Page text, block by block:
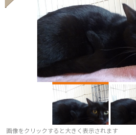
画像をクリックすると大きく表示されます